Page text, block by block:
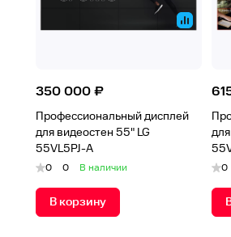
350 000 ₽
Профессиональный дисплей
для видеостен 55" LG
55VL5PJ-A
0 0 В наличии
В корзину
0